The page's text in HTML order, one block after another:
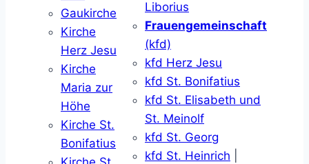
Gaukirche
Kirche
Herz Jesu
Kirche
Maria zur
Höhe
Kirche St.
Bonifatius
Liborius
Frauengemeinschaft
(kfd)
kfd Herz Jesu
kfd St. Bonifatius
kfd St. Elisabeth und
St. Meinolf
kfd St. Georg
kfd St. Heinrich